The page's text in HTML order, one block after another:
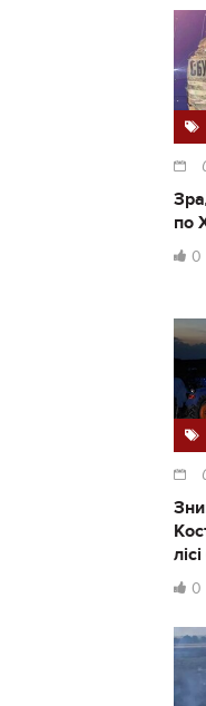
по
0
0